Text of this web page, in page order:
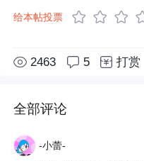
给本帖投票
2463 5 打赏
全部评论
-小蕾-